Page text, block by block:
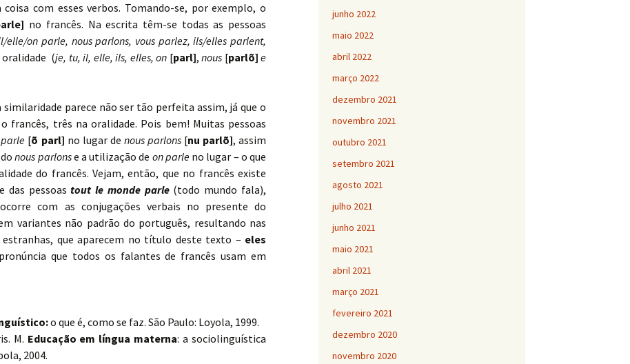
com esses verbos. Tomando-se, por exemplo, o
no francês. Na escrita têm-se todas as pessoas
elle/on parle, nous parlons, vous parlez, ils/elles parlent,
oralidade (je, tu, il, elle, ils, elles, on [parl], nous [parlõ] e
parece não ser tão perfeita assim, já que o
francês, três na oralidade. Pois bem! Muitas pessoas
[õ parl] no lugar de nous parlons[nu parlõ], assim
donous parlonse a utilização de on parleno lugar – o que
do francês. Vejam, então, que no francês existe
das pessoastout le monde parle(todo mundo fala),
com as conjugações verbais no presente do
variantes não padrão do português, resultando nas
que aparecem no título deste texto – eles
pronúncia que todos os falantes de francês usam em
o que é, como se faz. São Paulo: Loyola, 1999.
M. Educação em língua materna: a sociolinguística
2004.
junho 2022
maio 2022
abril 2022
março 2022
dezembro 2021
novembro 2021
outubro 2021
setembro 2021
agosto 2021
julho 2021
junho 2021
maio 2021
abril 2021
março 2021
fevereiro 2021
dezembro 2020
novembro 2020